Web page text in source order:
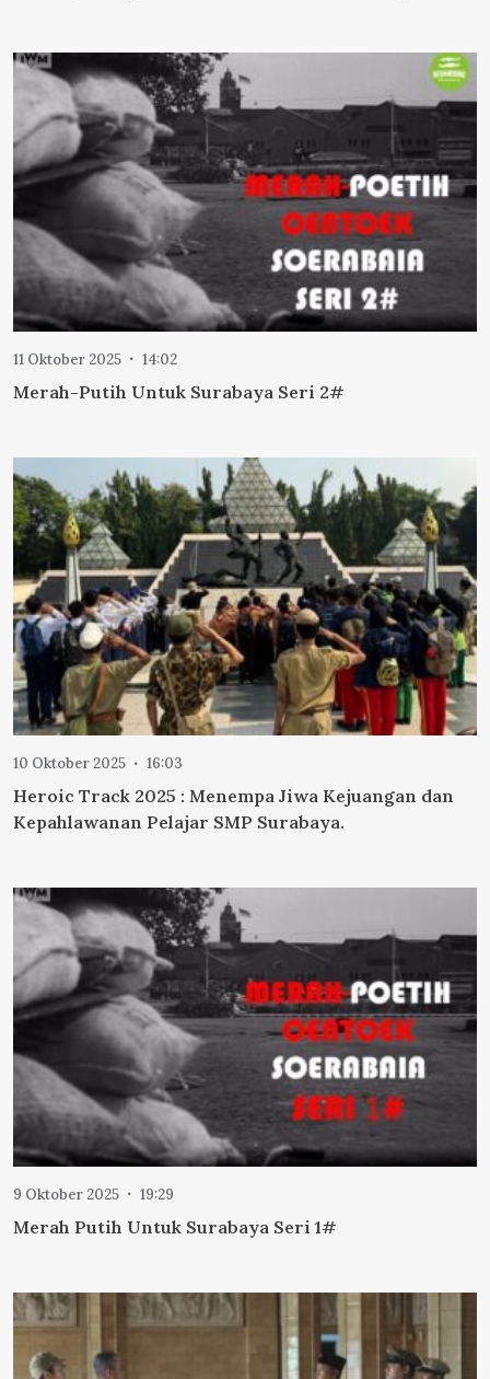
11 Oktober 2025 14:02
Merah-Putih Untuk Surabaya Seri 2#
10 Oktober 2025 16:03
Heroic Track 2025 : Menempa Jiwa Kejuangan dan
Kepahlawanan Pelajar SMP Surabaya.
9 Oktober 2025 19:29
Merah Putih Untuk Surabaya Seri 1#